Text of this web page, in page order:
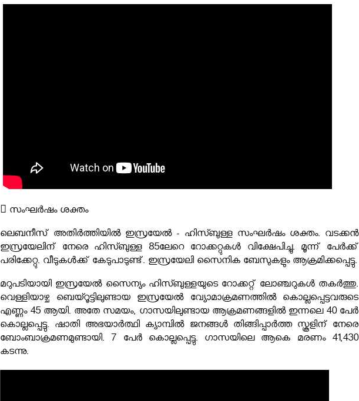
 സംഘർഷം ശക്തം
ലെബനീസ് അതിർത്തിയിൽ ഇസ്രയേൽ - ഹിസ്ബുള്ള സംഘർഷം ശക്തം. വടക്കൻ
ഇസ്രയേലിന് നേരെ ഹിസ്ബുള്ള 85ലേറെ റോക്കറ്റുകൾ വിക്ഷേപിച്ചു. മൂന്ന് പേർക്ക്
പരിക്കേറ്റു. വീടുകൾക്ക് കേടുപാടുണ്ട്. ഇസ്രയേലി സൈനിക ബേസുകളും ആക്രമിക്കപ്പെട്ടു.
മറുപടിയായി ഇസ്രയേൽ സൈന്യം ഹിസ്ബുള്ളയുടെ റോക്കറ്റ് ലോഞ്ചറുകൾ തകർത്തു.
വെള്ളിയാഴ്ച ബെയ്റൂട്ടിലുണ്ടായ ഇസ്രയേൽ വ്യോമാക്രമണത്തിൽ കൊല്ലപ്പെട്ടവരുടെ
എണ്ണം 45 ആയി. അതേ സമയം, ഗാസയിലുണ്ടായ ആക്രമണങ്ങളിൽ ഇന്നലെ 40 പേർ
കൊല്ലപ്പെട്ടു. ഷാതി അഭയാർത്ഥി ക്യാമ്പിൽ ജനങ്ങൾ തിങ്ങിപ്പാർത്ത സ്കൂളിന് നേരെ
ബോംബാക്രമണമുണ്ടായി. 7 പേർ കൊല്ലപ്പെട്ടു. ഗാസയിലെ ആകെ മരണം 41,430
കടന്നു.